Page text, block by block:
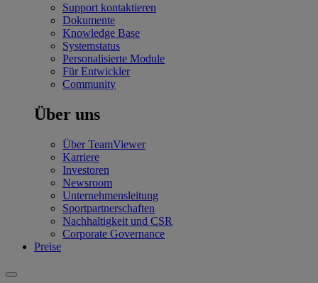
Support kontaktieren
Dokumente
Knowledge Base
Systemstatus
Personalisierte Module
Für Entwickler
Community
Über uns
Über TeamViewer
Karriere
Investoren
Newsroom
Unternehmensleitung
Sportpartnerschaften
Nachhaltigkeit und CSR
Corporate Governance
Preise